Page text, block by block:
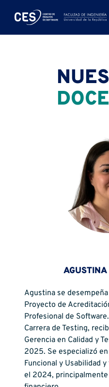
Agustina se
Proyecto de
Profesional de
Carrera de Testing,
Gerencia en Calidad y
2025. Se especializó
Funcional y Usabilidad
el 2024,